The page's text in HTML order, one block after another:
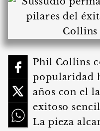
Phil Collins
popularidad
años con el
exitoso
La pieza